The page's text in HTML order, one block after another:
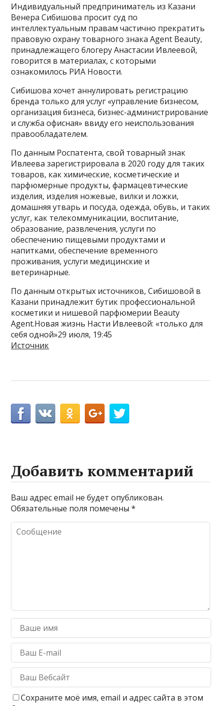
Индивидуальный предприниматель из Казани
Венера Сибишова просит суд по
интеллектуальным правам частично прекратить
правовую охрану товарного знака Agent Beauty,
принадлежащего блогеру Анастасии Ивлеевой,
говорится в материалах, с которыми
ознакомилось РИА Новости.
Сибишова хочет аннулировать регистрацию
бренда только для услуг «управление бизнесом,
организация бизнеса, бизнес-администрирование
и служба офисная» ввиду его неиспользования
правообладателем.
По данным Роспатента, свой товарный знак
Ивлеева зарегистрировала в 2020 году для таких
товаров, как химические, косметические и
парфюмерные продукты, фармацевтические
изделия, изделия ножевые, вилки и ложки,
домашняя утварь и посуда, одежда, обувь, и таких
услуг, как телекоммуникации, воспитание,
образование, развлечения, услуги по
обеспечению пищевыми продуктами и
напитками, обеспечение временного
проживания, услуги медицинские и
ветеринарные.
По данным открытых источников, Сибишовой в
Казани принадлежит бутик профессиональной
косметики и нишевой парфюмерии Beauty
Agent.Новая жизнь Насти Ивлеевой: «только для
себя одной»29 июля, 19:45
Источник
Добавить комментарий
Ваш адрес email не будет опубликован.
Обязательные поля помечены*
Сохраните моё имя, email и адрес сайта в этом